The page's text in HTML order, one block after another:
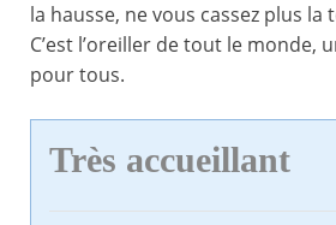
la hausse, ne vous cassez plus la
C’est l’oreiller de tout le monde,
pour tous.
Très accueillant